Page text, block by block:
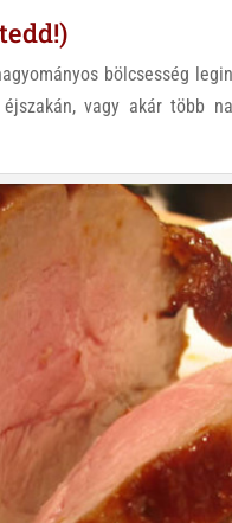
bölcsesség
vagy akár több